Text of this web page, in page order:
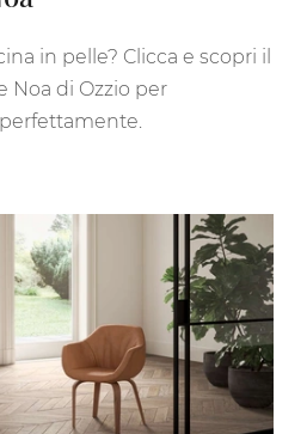
in pelle? Clicca e scopri il
Noa di Ozzio per